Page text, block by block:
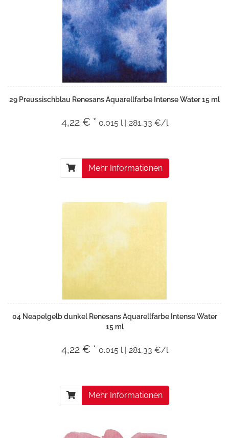
29 Preussischblau Renesans Aquarellfarbe Intense Water 15 ml
4,22 € * 0.015 l | 281,33 €/l
Mehr Informationen
04 Neapelgelb dunkel Renesans Aquarellfarbe Intense Water
15 ml
4,22 € * 0.015 l | 281,33 €/l
Mehr Informationen